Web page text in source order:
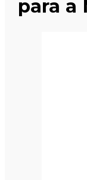
para a